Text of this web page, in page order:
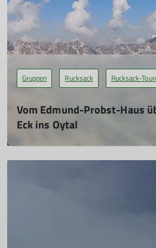
bzw. Wohnmobilen konnten wir
und hier unsere Frühstücks-Tafel
Gruppen Rucksack Rucksack-
Vom Edmund-Probst-Haus
Eck ins Oytal
16.10.2023
Mit dem Zug sollte es an einem
wurde umdisponiert und es ging mit